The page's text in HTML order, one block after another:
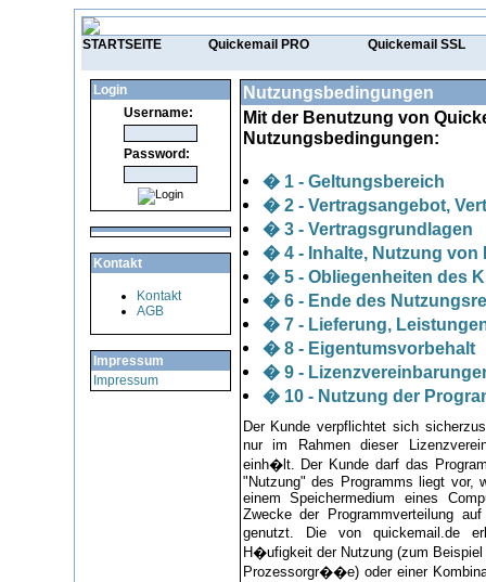
STARTSEITE Quickemail PRO Quickemail SSL
Login
Username:
Password:
Kontakt
Kontakt
AGB
Impressum
Impressum
Nutzungsbedingungen
Mit der Benutzung von
Nutzungsbedingungen:
� 1 - Geltungsbereich
� 2 - Vertragsangebot,
� 3 - Vertragsgrundlagen
� 4 - Inhalte, Nutzung von
� 5 - Obliegenheiten des
� 6 - Ende des
� 7 - Lieferung,
� 8 - Eigentumsvorbehalt
� 9 -
� 10 - Nutzung der
Der Kunde verpflichtet sich
nur im Rahmen dieser
einh�lt. Der Kunde darf das
"Nutzung" des Programms liegt vor,
einem Speichermedium eines
Zwecke der Programmverteilung
genutzt. Die von quickemail.de
H�ufigkeit der Nutzung (zum
Prozessorgr��e) oder einer